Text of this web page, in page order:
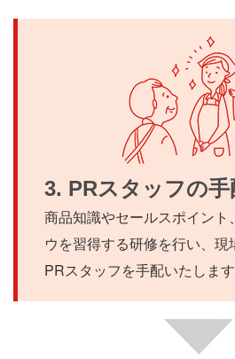
3. PRスタッフの手
商品知識やセールスポイント
ウを習得する研修を行い、現
PRスタッフを手配いたします